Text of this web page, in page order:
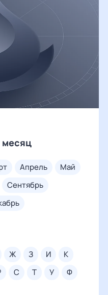
месяц
апрель
май
сентябрь
ж з и
к
с т у
ф